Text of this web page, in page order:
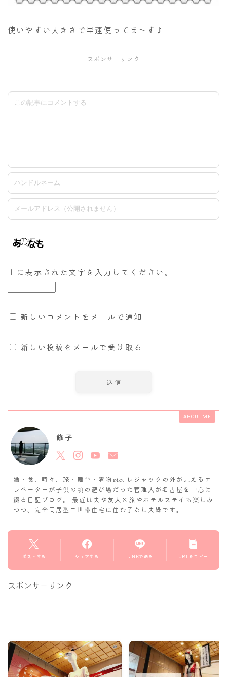
使いやすい大きさで早速使ってま～す♪
スポンサーリンク
上に表示された文字を入力してください。
新しいコメントをメールで通知
ABOUT ME
修子